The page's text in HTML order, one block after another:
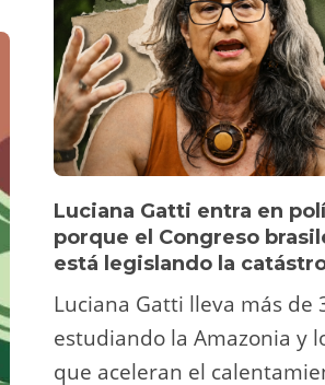
Luciana Gatti entra en
porque el Congreso
está legislando la
Luciana Gatti lleva más de
estudiando la Amazonia y
que aceleran el